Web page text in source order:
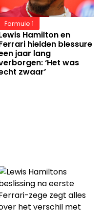
Formule 1
Hamilton en
hielden blessure
jaar lang
‘Het was
zwaar’